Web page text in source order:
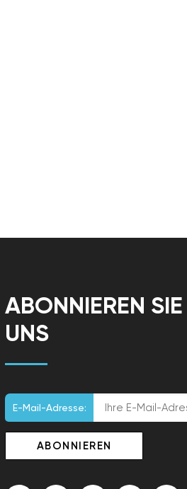
ABONNIEREN
UNS
E-Mail-Adresse: